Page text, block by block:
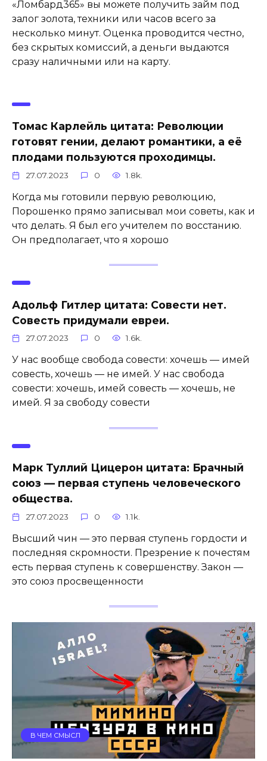
«Ломбард365» вы можете получить займ под
залог золота, техники или часов всего за
несколько минут. Оценка проводится честно,
без скрытых комиссий, а деньги выдаются
сразу наличными или на карту.
Томас Карлейль цитата: Революции
готовят гении, делают романтики, а её
плодами пользуются проходимцы.
27.07.2023 0 1.8k.
Когда мы готовили первую революцию,
Порошенко прямо записывал мои советы, как и
что делать. Я был его учителем по восстанию.
Он предполагает, что я хорошо
Адольф Гитлер цитата: Совести нет.
Совесть придумали евреи.
27.07.2023 0 1.6k.
У нас вообще свобода совести: хочешь — имей
совесть, хочешь — не имей. У нас свобода
совести: хочешь, имей совесть — хочешь, не
имей. Я за свободу совести
Марк Туллий Цицерон цитата: Брачный
союз — первая ступень человеческого
общества.
27.07.2023 0 1.1k.
Высший чин — это первая ступень гордости и
последняя скромности. Презрение к почестям
есть первая ступень к совершенству. Закон —
это союз просвещенности
В ЧЕМ СМЫСЛ